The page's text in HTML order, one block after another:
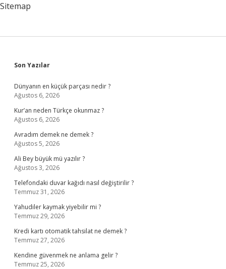
Sitemap
Sidebar
Son Yazılar
Dünyanın en küçük parçası nedir ?
Ağustos 6, 2026
Kur’an neden Türkçe okunmaz ?
Ağustos 6, 2026
Avradım demek ne demek ?
Ağustos 5, 2026
Ali Bey büyük mü yazılır ?
Ağustos 3, 2026
Telefondaki duvar kağıdı nasıl değiştirilir ?
Temmuz 31, 2026
Yahudiler kaymak yiyebilir mi ?
Temmuz 29, 2026
Kredi kartı otomatik tahsilat ne demek ?
Temmuz 27, 2026
Kendine güvenmek ne anlama gelir ?
Temmuz 25, 2026